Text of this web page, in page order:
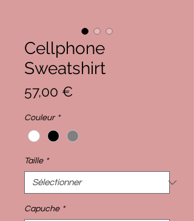
Cellphone
Sweatshirt
57,00 €
Couleur *
Taille *
Capuche *